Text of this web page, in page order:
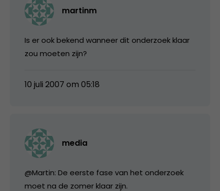
martinm
Is er ook bekend wanneer dit onderzoek klaar
zou moeten zijn?
10 juli 2007 om 05:18
media
@Martin: De eerste fase van het onderzoek
moet na de zomer klaar zijn.